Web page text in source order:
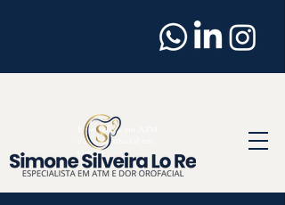
Dentista
Especialista em ATM
e Dor Orofacial em
Osasco